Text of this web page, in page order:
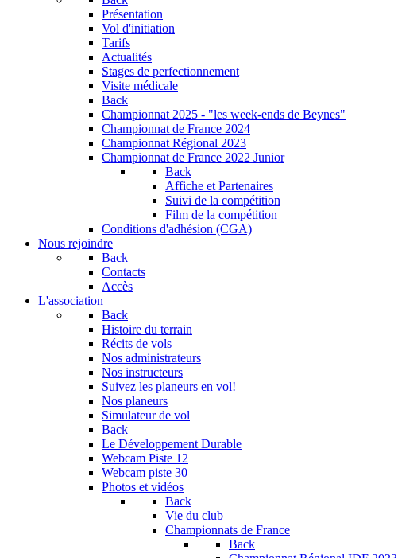
Présentation
Vol d'initiation
Tarifs
Actualités
Stages de perfectionnement
Visite médicale
Back
Championnat 2025 - "les week-ends de Beynes"
Championnat de France 2024
Championnat Régional 2023
Championnat de France 2022 Junior
Back
Affiche et Partenaires
Suivi de la compétition
Film de la compétition
Conditions d'adhésion (CGA)
Nous rejoindre
Back
Contacts
Accès
L'association
Back
Histoire du terrain
Récits de vols
Nos administrateurs
Nos instructeurs
Suivez les planeurs en vol!
Nos planeurs
Simulateur de vol
Back
Le Développement Durable
Webcam Piste 12
Webcam piste 30
Photos et vidéos
Back
Vie du club
Championnats de France
Back